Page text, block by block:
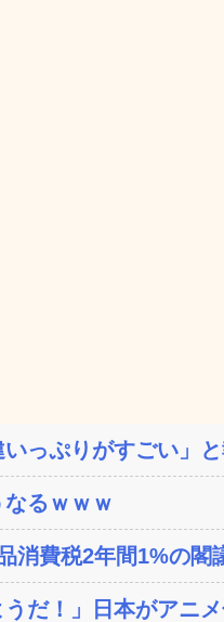
いっぷりがすごい」
るｗｗｗ
消費税2年間1%の
だ！」日本がアニ